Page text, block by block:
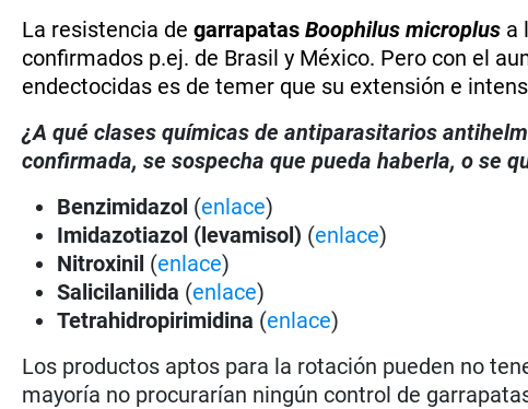
La resistencia degarrapatasBoophilus microplus a
confirmados p.ej. de Brasil y México. Pero con el
endectocidas es de temer que su extensión e
¿A qué clases químicas de antiparasitarios
confirmada, se sospecha que pueda haberla, o se
Benzimidazol (enlace)
Imidazotiazol (levamisol) (enlace)
Nitroxinil (enlace)
Salicilanilida (enlace)
Tetrahidropirimidina (enlace)
Los productos aptos para la rotación pueden no
mayoría no procurarían ningún control de